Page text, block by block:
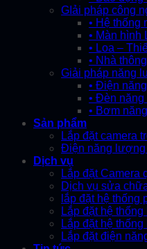
GIải pháp công
• Hệ thống
• Màn hình
• Loa –
• Nhà
Giải pháp năng
• Điện
• Đèn
• Bơm
Sản phẩm
Lắp đặt camera
Điện năng lượng
Dịch vụ
Lắp đặt Camera
Dịch vụ sửa
lắp đặt hệ thống
Lắp đặt hệ
Lắp đặt hệ
Lắp đặt điện